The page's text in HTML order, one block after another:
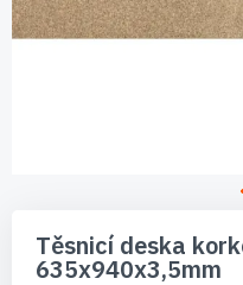
začátek
galerie
Těsnicí deska
635x940x3,5mm